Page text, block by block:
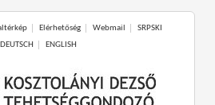
Elérhetőség Webmail
SRPSKI
DEUTSCH
ENGLISH